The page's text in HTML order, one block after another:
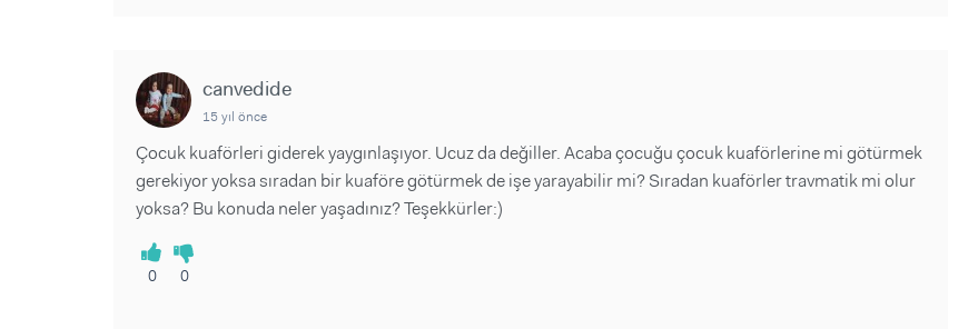
canvedide
15 yıl önce
Çocuk kuaförleri giderek yaygınlaşıyor. Ucuz da değiller. Acaba çocuğu çocuk kuaförlerine mi götürmek
gerekiyor yoksa sıradan bir kuaföre götürmek de işe yarayabilir mi? Sıradan kuaförler travmatik mi olur
yoksa? Bu konuda neler yaşadınız? Teşekkürler:)
0 0